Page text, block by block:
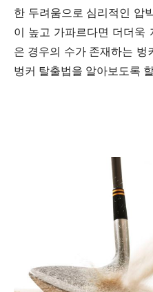
한 두려움으로 심리적인 압
이 높고 가파르다면 더더욱
은 경우의 수가 존재하는 벙
벙커 탈출법을 알아보도록